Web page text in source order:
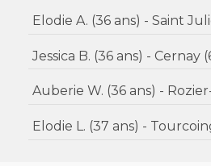
Elodie A. (36 ans) -
Jessica B. (36 ans) -
Auberie W. (36
Elodie L. (37 ans) -